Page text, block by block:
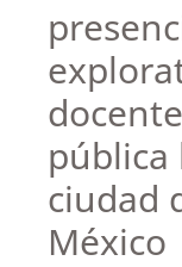
pública
ciudad
México